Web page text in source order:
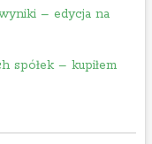
– edycja na
spółek – kupiłem